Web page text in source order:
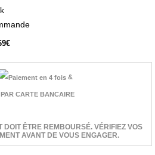
&
PAR CARTE BANCAIRE
DOIT ÊTRE REMBOURSÉ. VÉRIFIEZ VOS
AVANT DE VOUS ENGAGER.